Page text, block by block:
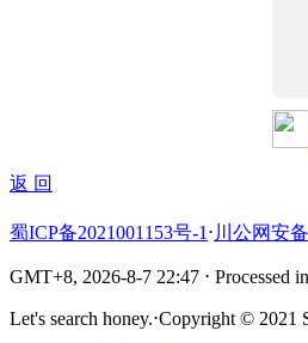
返 回
蜀ICP备2021001153号-1 ⋅ 川公网安
GMT+8, 2026-8-7 22:47 ⋅ Processed
Let's search honey.⋅Copyright © 2021